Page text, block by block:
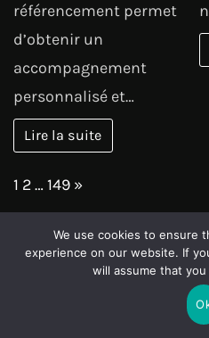
référencement permet
d’obtenir un
accompagnement
personnalisé et…
Lire la suite
Page:
1 2…149 Next
»
POUR NE RIEN
We use cookies to ensure
experience on our website. If
will assume that